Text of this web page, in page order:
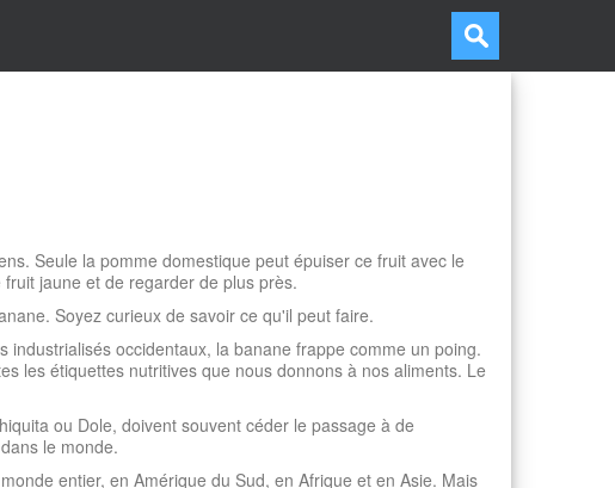
Seule la pomme domestique peut épuiser ce fruit avec le
jaune et de regarder de plus près.
Soyez curieux de savoir ce qu'il peut faire.
occidentaux, la banane frappe comme un poing.
les étiquettes nutritives que nous donnons à nos aliments. Le
ou Dole, doivent souvent céder le passage à de
le monde.
entier, en Amérique du Sud, en Afrique et en Asie. Mais